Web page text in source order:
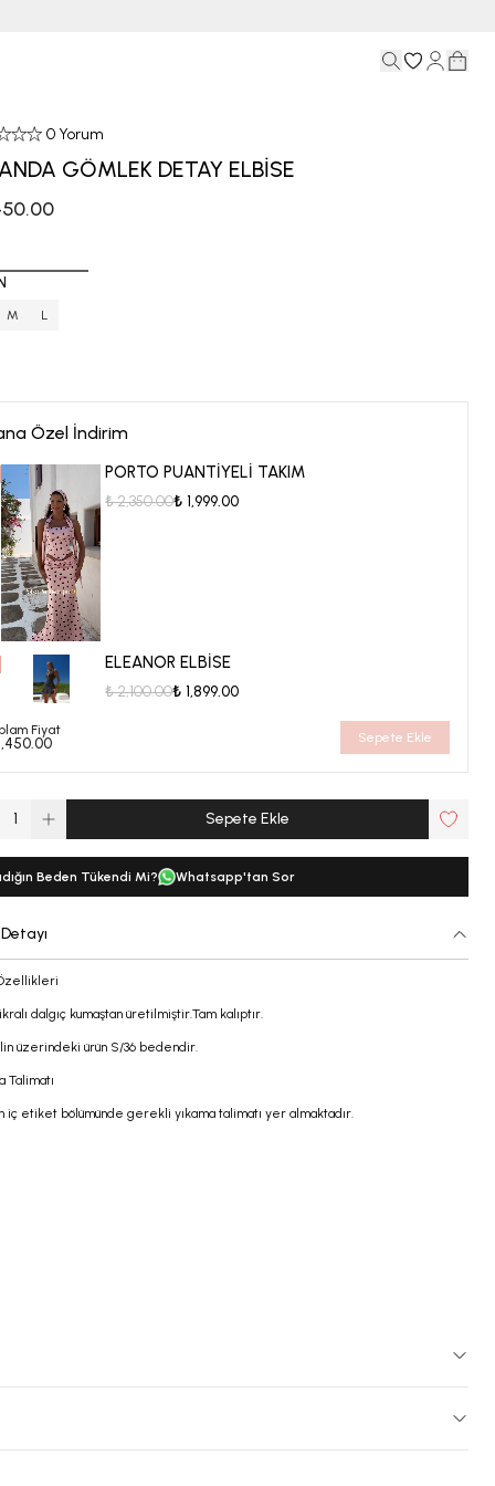
0 Yorum
GÖMLEK DETAY ELBİSE
M L
Özel İndirim
PORTO PUANTİYELİ TAKIM
₺ 2,350.00₺ 1,999.00
ELEANOR ELBİSE
₺ 2,100.00₺ 1,899.00
Fiyat Sepete Ekle
1 Sepete Ekle
Beden Tükendi Mi? Whatsapp'tan Sor
dalgıç kumaştan üretilmiştir.Tam kalıptır.
üzerindeki ürün S/36 bedendir.
Talimatı
iç etiket bölümünde gerekli yıkama talimatı yer almaktadır.